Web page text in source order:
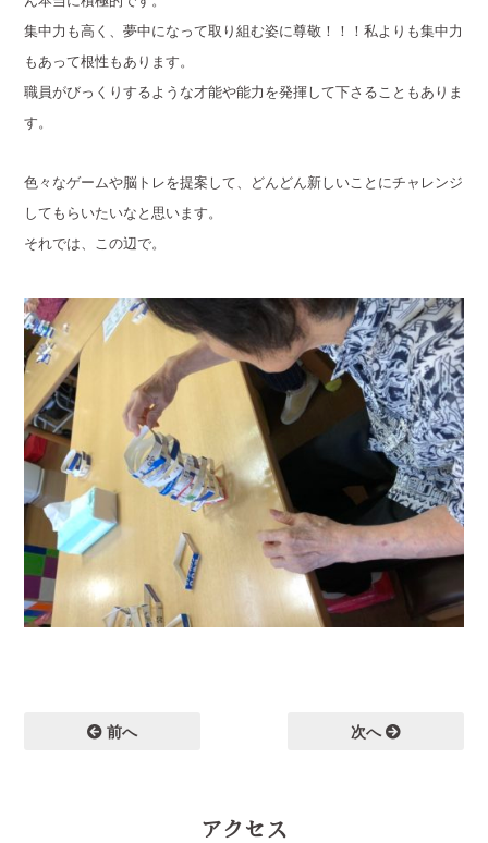
集中力も高く、夢中になって取り組む姿に尊敬！！！私よりも集中力
もあって根性もあります。
職員がびっくりするような才能や能力を発揮して下さることもありま
す。
色々なゲームや脳トレを提案して、どんどん新しいことにチャレンジ
してもらいたいなと思います。
それでは、この辺で。
前へ 次へ
アクセス